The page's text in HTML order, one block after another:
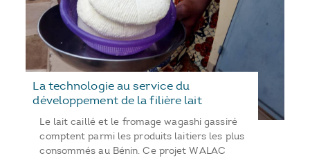
La technologie au service du
développement de la filière lait
Le lait caillé et le fromage wagashi gassiré
comptent parmi les produits laitiers les plus
consommés au Bénin. Ce projet WALAC